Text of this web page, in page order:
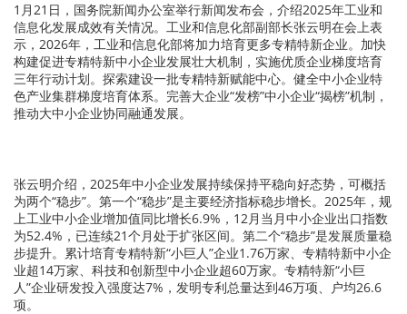
1月21日，国务院新闻办公室举行新闻发布会，介绍2025年工业和
信息化发展成效有关情况。工业和信息化部副部长张云明在会上表
示，2026年，工业和信息化部将加力培育更多专精特新企业。加快
构建促进专精特新中小企业发展壮大机制，实施优质企业梯度培育
三年行动计划。探索建设一批专精特新赋能中心。健全中小企业特
色产业集群梯度培育体系。完善大企业“发榜”中小企业“揭榜”机制，
推动大中小企业协同融通发展。
张云明介绍，2025年中小企业发展持续保持平稳向好态势，可概括
为两个“稳步”。第一个“稳步”是主要经济指标稳步增长。2025年，规
上工业中小企业增加值同比增长6.9%，12月当月中小企业出口指数
为52.4%，已连续21个月处于扩张区间。第二个“稳步”是发展质量稳
步提升。累计培育专精特新“小巨人”企业1.76万家、专精特新中小企
业超14万家、科技和创新型中小企业超60万家。专精特新“小巨
人”企业研发投入强度达7%，发明专利总量达到46万项、户均26.6
项。